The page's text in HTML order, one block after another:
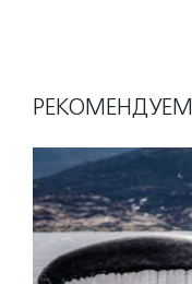
РЕКОМЕНДУЕМ